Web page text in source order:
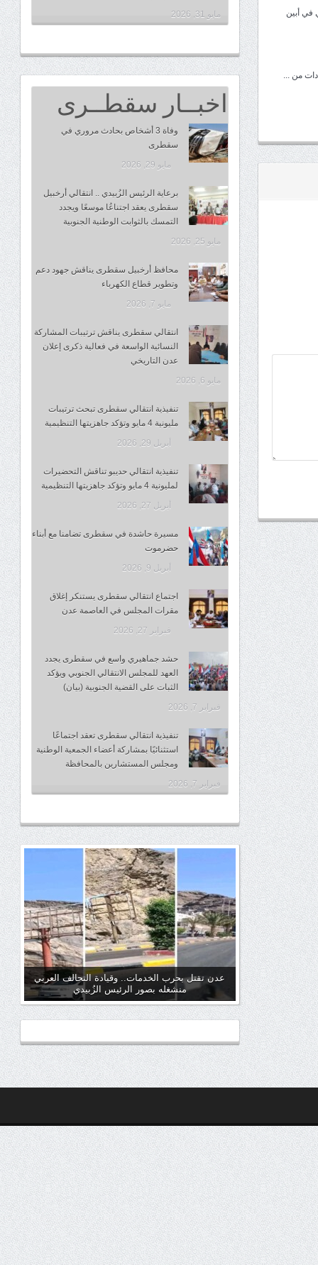
في أبين
من ...
مايو 31, 2026
اخبــار سقطــرى
وفاة 3 أشخاص بحادث مروري في
سقطرى
مايو 29, 2026
برعاية الرئيس الزُبيدي .. انتقالي أرخبيل
سقطرى يعقد اجتناعُا موسعًا ويجدد
التمسك بالثوابت الوطنية الجنوبية
مايو 25, 2026
محافظ أرخبيل سقطرى يناقش جهود دعم
وتطوير قطاع الكهرباء
مايو 7, 2026
انتقالي سقطرى يناقش ترتيبات المشاركة
النسائية الواسعة في فعالية ذكرى إعلان
عدن التاريخي
مايو 6, 2026
تنفيذية انتقالي سقطرى تبحث ترتيبات
مليونية 4 مايو وتؤكد جاهزيتها التنظيمية
أبريل 29, 2026
تنفيذية انتقالي حديبو تناقش التحضيرات
لمليونية 4 مايو وتؤكد جاهزيتها التنظيمية
أبريل 27, 2026
مسيرة حاشدة في سقطرى تضامنا مع أبناء
حضرموت
أبريل 9, 2026
اجتماع انتقالي سقطرى يستنكر إغلاق
مقرات المجلس في العاصمة عدن
فبراير 27, 2026
حشد جماهيري واسع في سقطرى يجدد
العهد للمجلس الانتقالي الجنوبي ويؤكد
الثبات على القضية الجنوبية (بيان)
فبراير 7, 2026
تنفيذية انتقالي سقطرى تعقد اجتماعًا
استثنائيًا بمشاركة أعضاء الجمعية الوطنية
ومجلس المستشارين بالمحافظة
فبراير 7, 2026
عدن تقتل بحرب الخدمات.. وقيادة التحالف العربي
منشغله بصور الرئيس الزُبيدي